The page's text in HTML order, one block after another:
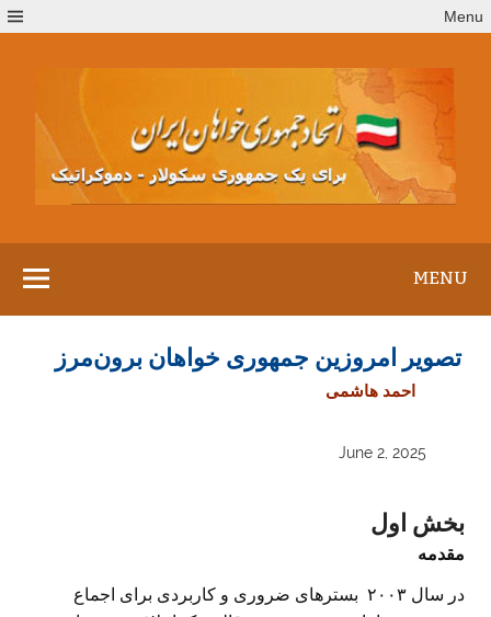
to
Menu
MENU
تصویر امروزین جمهوری خواهان برون‌مرز
احمد هاشمی
June 2, 2025
بخش اول
مقدمه
در سال ۲۰۰۳ بسترهای ضروری و کاربردی برای اجماع